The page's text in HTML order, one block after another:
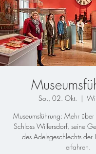
So., 02. Okt.
  |
Museumsführung: Mehr über
Schloss Wilfersdorf, seine
des Adelsgeschlechts der
erfahren.